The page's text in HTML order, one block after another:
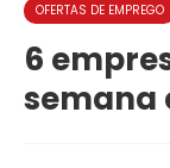
OFERTAS DE EMPREGO
6
semana